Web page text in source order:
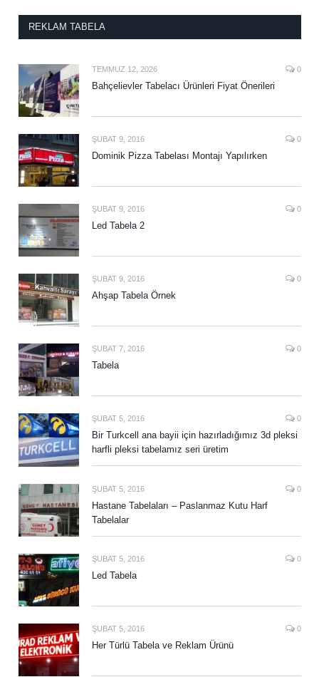
REKLAM TABELA
TEMMUZ 12, 2026 0
Bahçelievler Tabelacı Ürünleri Fiyat Önerileri
ŞUBAT 9, 2016 0
Dominik Pizza Tabelası Montajı Yapılırken
ŞUBAT 9, 2016 0
Led Tabela 2
ŞUBAT 9, 2016 0
Ahşap Tabela Örnek
ŞUBAT 7, 2016 0
Tabela
ŞUBAT 5, 2016 0
Bir Turkcell ana bayii için hazırladığımız 3d pleksi
harfli pleksi tabelamız seri üretim
ŞUBAT 5, 2016 0
Hastane Tabelaları – Paslanmaz Kutu Harf
Tabelalar
ŞUBAT 5, 2016 0
Led Tabela
ŞUBAT 5, 2016 0
Her Türlü Tabela ve Reklam Ürünü